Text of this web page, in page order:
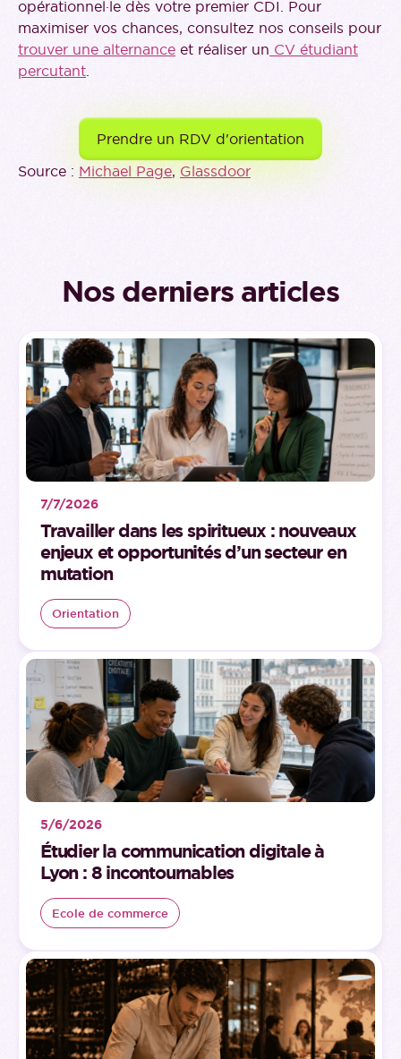
opérationnel·le dès votre premier CDI. Pour
maximiser vos chances, consultez nos conseils pour
trouver une alternance et réaliser un CV étudiant
percutant
Prendre un RDV d'orientation
Source : Michael Page, Glassdoor
Nos derniers articles
7/7/2026
Travailler dans les spiritueux : nouveaux
enjeux et opportunités d’un secteur en
mutation
Orientation
5/6/2026
Étudier la communication digitale à
Lyon : 8 incontournables
Ecole de commerce